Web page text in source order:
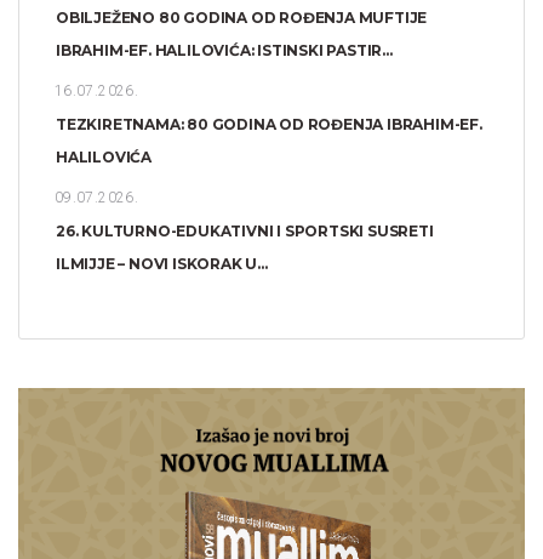
OBILJEŽENO 80 GODINA OD ROĐENJA MUFTIJE
IBRAHIM-EF. HALILOVIĆA: ISTINSKI PASTIR...
16.07.2026.
TEZKIRETNAMA: 80 GODINA OD ROĐENJA IBRAHIM-EF.
HALILOVIĆA
09.07.2026.
26. KULTURNO-EDUKATIVNI I SPORTSKI SUSRETI
ILMIJJE – NOVI ISKORAK U...